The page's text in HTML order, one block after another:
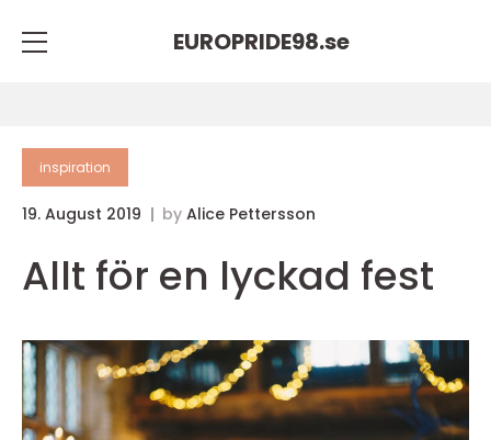
EUROPRIDE98.se
inspiration
19. August 2019 by Alice Pettersson
Allt för en lyckad fest